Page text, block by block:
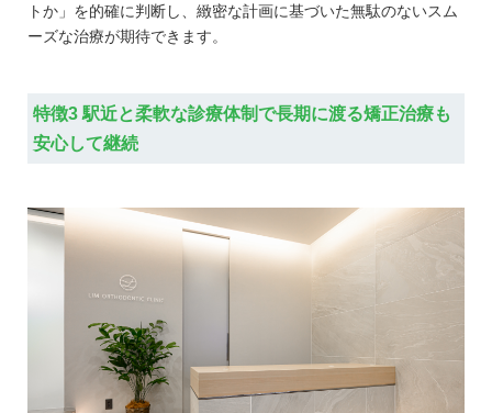
トか」を的確に判断し、緻密な計画に基づいた無駄のないスム
ーズな治療が期待できます。
特徴3 駅近と柔軟な診療体制で長期に渡る矯正治療も
安心して継続